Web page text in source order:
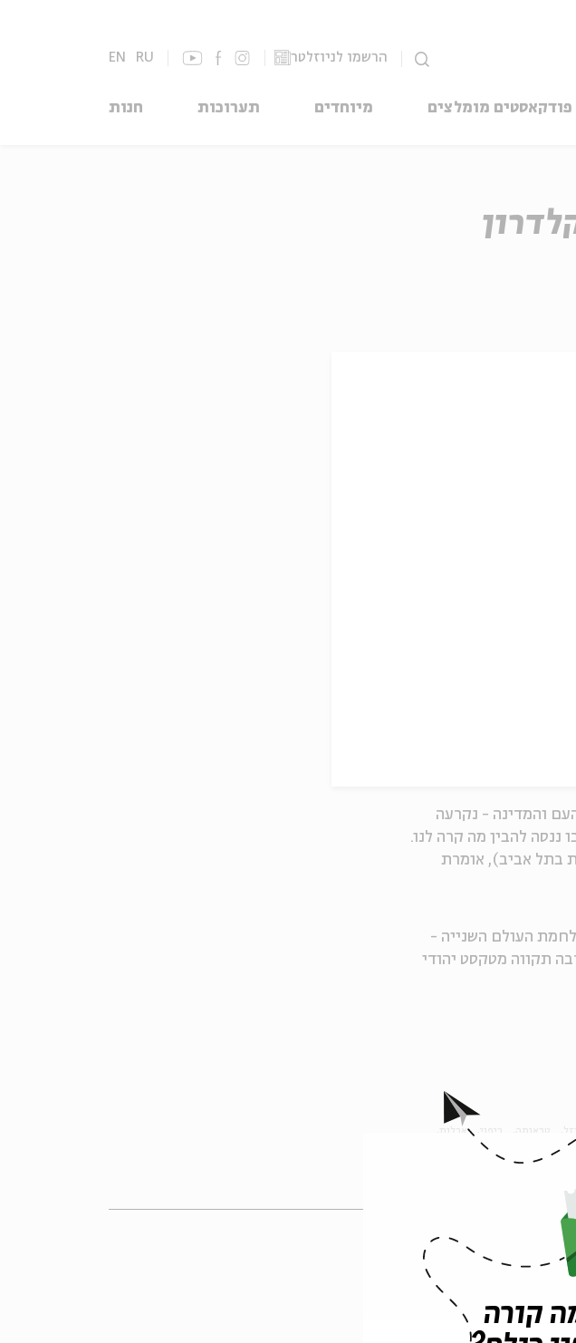
הרשמו לניוזלטר EN RU
פודקאסטים מומלצים מיוחדים תערוכות חנות
- העם והמדינה - נקרעה
להבין מה קרה לנו.
בתל אביב), אומרת
העולם השנייה -
תקווה מטקסט יהודי
בסדרה
קורה